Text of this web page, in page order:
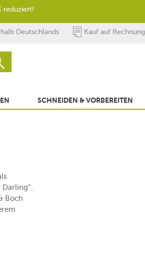
Deutschlands Kauf auf Rechnung
SCHNEIDEN & VORBEREITEN
Boch
reduziert!